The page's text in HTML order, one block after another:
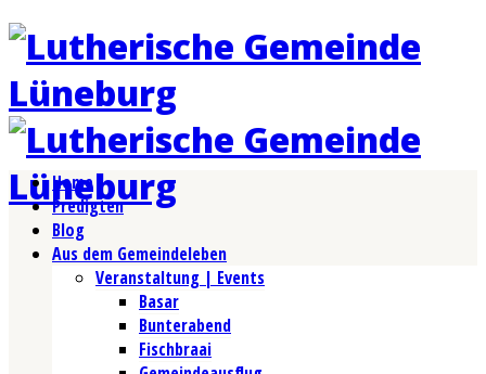
Home
Predigten
Blog
Aus dem Gemeindeleben
Veranstaltung | Events
Basar
Bunterabend
Fischbraai